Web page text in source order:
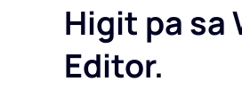
Higit pa sa
Editor.